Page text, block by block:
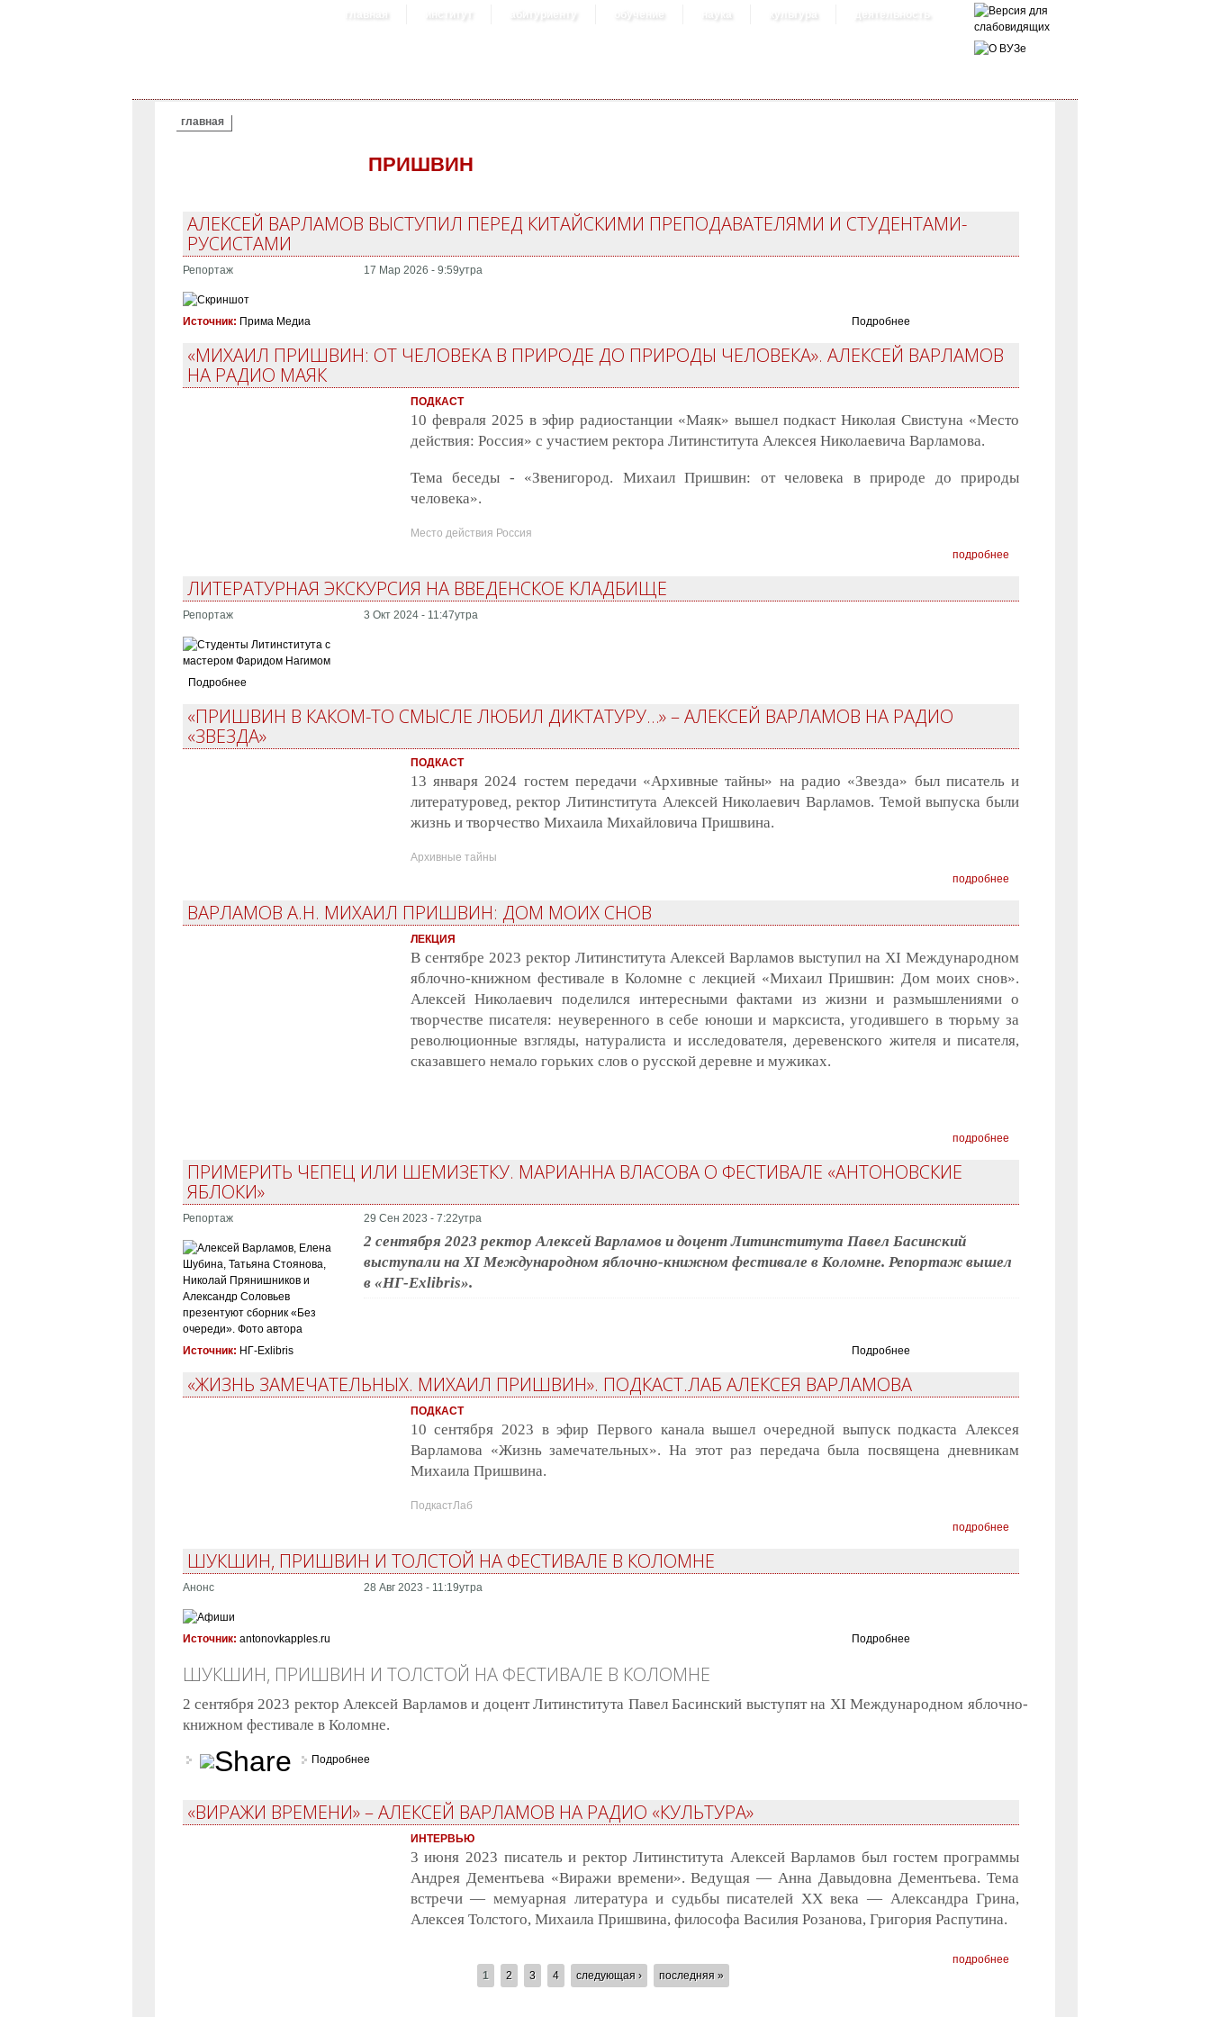
главная институт абитуриенту обучение наука культура деятельность
ВЫ ЗДЕСЬ
главная
ПРИШВИН
АЛЕКСЕЙ ВАРЛАМОВ ВЫСТУПИЛ ПЕРЕД КИТАЙСКИМИ ПРЕПОДАВАТЕЛЯМИ И СТУДЕНТАМИ-
РУСИСТАМИ
Репортаж 17 Мар 2026 - 9:59утра
Источник: Прима Медиа Подробнее
«МИХАИЛ ПРИШВИН: ОТ ЧЕЛОВЕКА В ПРИРОДЕ ДО ПРИРОДЫ ЧЕЛОВЕКА». АЛЕКСЕЙ ВАРЛАМОВ
НА РАДИО МАЯК
ПОДКАСТ
10 февраля 2025 в эфир радиостанции «Маяк» вышел подкаст Николая Свистуна «Место
действия: Россия» с участием ректора Литинститута Алексея Николаевича Варламова.
Тема беседы - «Звенигород. Михаил Пришвин: от человека в природе до природы
человека».
Место действия Россия
подробнее
ЛИТЕРАТУРНАЯ ЭКСКУРСИЯ НА ВВЕДЕНСКОЕ КЛАДБИЩЕ
Репортаж 3 Окт 2024 - 11:47утра
Подробнее
«ПРИШВИН В КАКОМ-ТО СМЫСЛЕ ЛЮБИЛ ДИКТАТУРУ…» – АЛЕКСЕЙ ВАРЛАМОВ НА РАДИО
«ЗВЕЗДА»
ПОДКАСТ
13 января 2024 гостем передачи «Архивные тайны» на радио «Звезда» был писатель и
литературовед, ректор Литинститута Алексей Николаевич Варламов. Темой выпуска были
жизнь и творчество Михаила Михайловича Пришвина.
Архивные тайны
подробнее
ВАРЛАМОВ А.Н. МИХАИЛ ПРИШВИН: ДОМ МОИХ СНОВ
ЛЕКЦИЯ
В сентябре 2023 ректор Литинститута Алексей Варламов выступил на XI Международном
яблочно-книжном фестивале в Коломне с лекцией «Михаил Пришвин: Дом моих снов».
Алексей Николаевич поделился интересными фактами из жизни и размышлениями о
творчестве писателя: неуверенного в себе юноши и марксиста, угодившего в тюрьму за
революционные взгляды, натуралиста и исследователя, деревенского жителя и писателя,
сказавшего немало горьких слов о русской деревне и мужиках.
подробнее
ПРИМЕРИТЬ ЧЕПЕЦ ИЛИ ШЕМИЗЕТКУ. МАРИАННА ВЛАСОВА О ФЕСТИВАЛЕ «АНТОНОВСКИЕ
ЯБЛОКИ»
Репортаж 29 Сен 2023 - 7:22утра
2 сентября 2023 ректор Алексей Варламов и доцент Литинститута Павел Басинский
выступали на XI Международном яблочно-книжном фестивале в Коломне. Репортаж вышел
в «НГ-Exlibris».
Источник: НГ-Exlibris Подробнее
«ЖИЗНЬ ЗАМЕЧАТЕЛЬНЫХ. МИХАИЛ ПРИШВИН». ПОДКАСТ.ЛАБ АЛЕКСЕЯ ВАРЛАМОВА
ПОДКАСТ
10 сентября 2023 в эфир Первого канала вышел очередной выпуск подкаста Алексея
Варламова «Жизнь замечательных». На этот раз передача была посвящена дневникам
Михаила Пришвина.
ПодкастЛаб
подробнее
ШУКШИН, ПРИШВИН И ТОЛСТОЙ НА ФЕСТИВАЛЕ В КОЛОМНЕ
Анонс 28 Авг 2023 - 11:19утра
Источник: antonovkapples.ru Подробнее
ШУКШИН, ПРИШВИН И ТОЛСТОЙ НА ФЕСТИВАЛЕ В КОЛОМНЕ
2 сентября 2023 ректор Алексей Варламов и доцент Литинститута Павел Басинский выступят на XI Международном яблочно-
книжном фестивале в Коломне.
Подробнее
«ВИРАЖИ ВРЕМЕНИ» – АЛЕКСЕЙ ВАРЛАМОВ НА РАДИО «КУЛЬТУРА»
ИНТЕРВЬЮ
3 июня 2023 писатель и ректор Литинститута Алексей Варламов был гостем программы
Андрея Дементьева «Виражи времени». Ведущая — Анна Давыдовна Дементьева. Тема
встречи — мемуарная литература и судьбы писателей XX века — Александра Грина,
Алексея Толстого, Михаила Пришвина, философа Василия Розанова, Григория Распутина.
подробнее
1 2 3 4 следующая › последняя »